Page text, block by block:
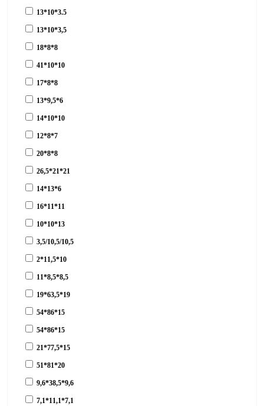
13*10*3.5
13*10*3,5
18*8*8
41*10*10
17*8*8
13*9,5*6
14*10*10
12*8*7
20*8*8
26,5*21*21
14*13*6
16*11*11
10*10*13
3,5/10,5/10,5
2*11,5*10
11*8,5*8,5
19*63,5*19
54*86*15
54*86*15
21*77,5*15
51*81*20
9,6*38,5*9,6
7,1*11,1*7,1